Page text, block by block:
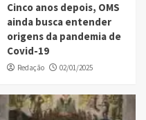
Cinco anos depois, OMS
ainda busca entender
origens da pandemia de
Covid-19
Redação 02/01/2025